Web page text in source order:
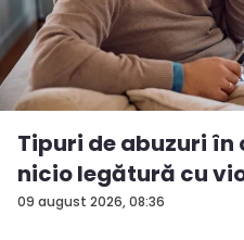
09 august 2026, 08:36
Tipuri de abuzuri în
nicio legătură cu